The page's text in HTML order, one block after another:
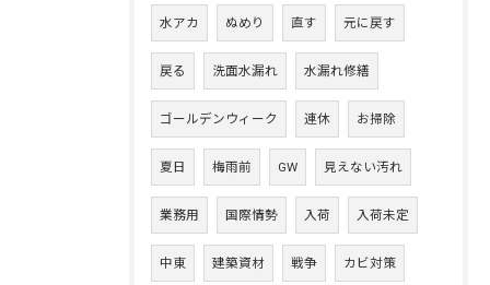
水アカ ぬめり 直す 元に戻す
戻る 洗面水漏れ 水漏れ修繕
ゴールデンウィーク 連休 お掃除
夏日 梅雨前 GW 見えない汚れ
業務用 国際情勢 入荷 入荷未定
中東 建築資材 戦争 カビ対策